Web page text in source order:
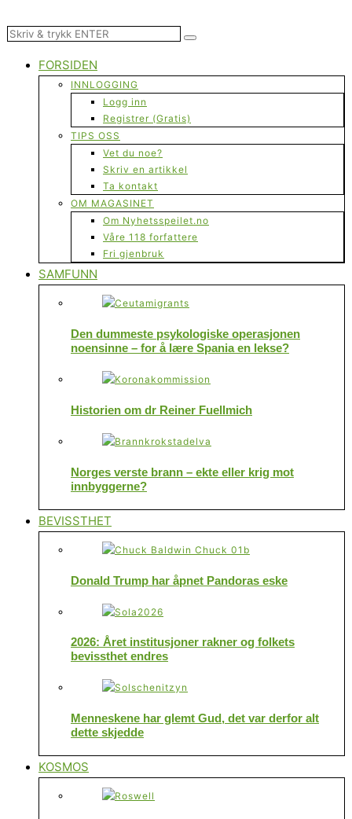
FORSIDEN
INNLOGGING
Logg inn
Registrer (Gratis)
TIPS OSS
Vet du noe?
Skriv en artikkel
Ta kontakt
OM MAGASINET
Om Nyhetsspeilet.no
Våre 118 forfattere
Fri gjenbruk
SAMFUNN
Den dummeste psykologiske operasjonen
noensinne – for å lære Spania en lekse?
Historien om dr Reiner Fuellmich
Norges verste brann – ekte eller krig mot
innbyggerne?
BEVISSTHET
Donald Trump har åpnet Pandoras eske
2026: Året institusjoner rakner og folkets
bevissthet endres
Menneskene har glemt Gud, det var derfor alt
dette skjedde
KOSMOS